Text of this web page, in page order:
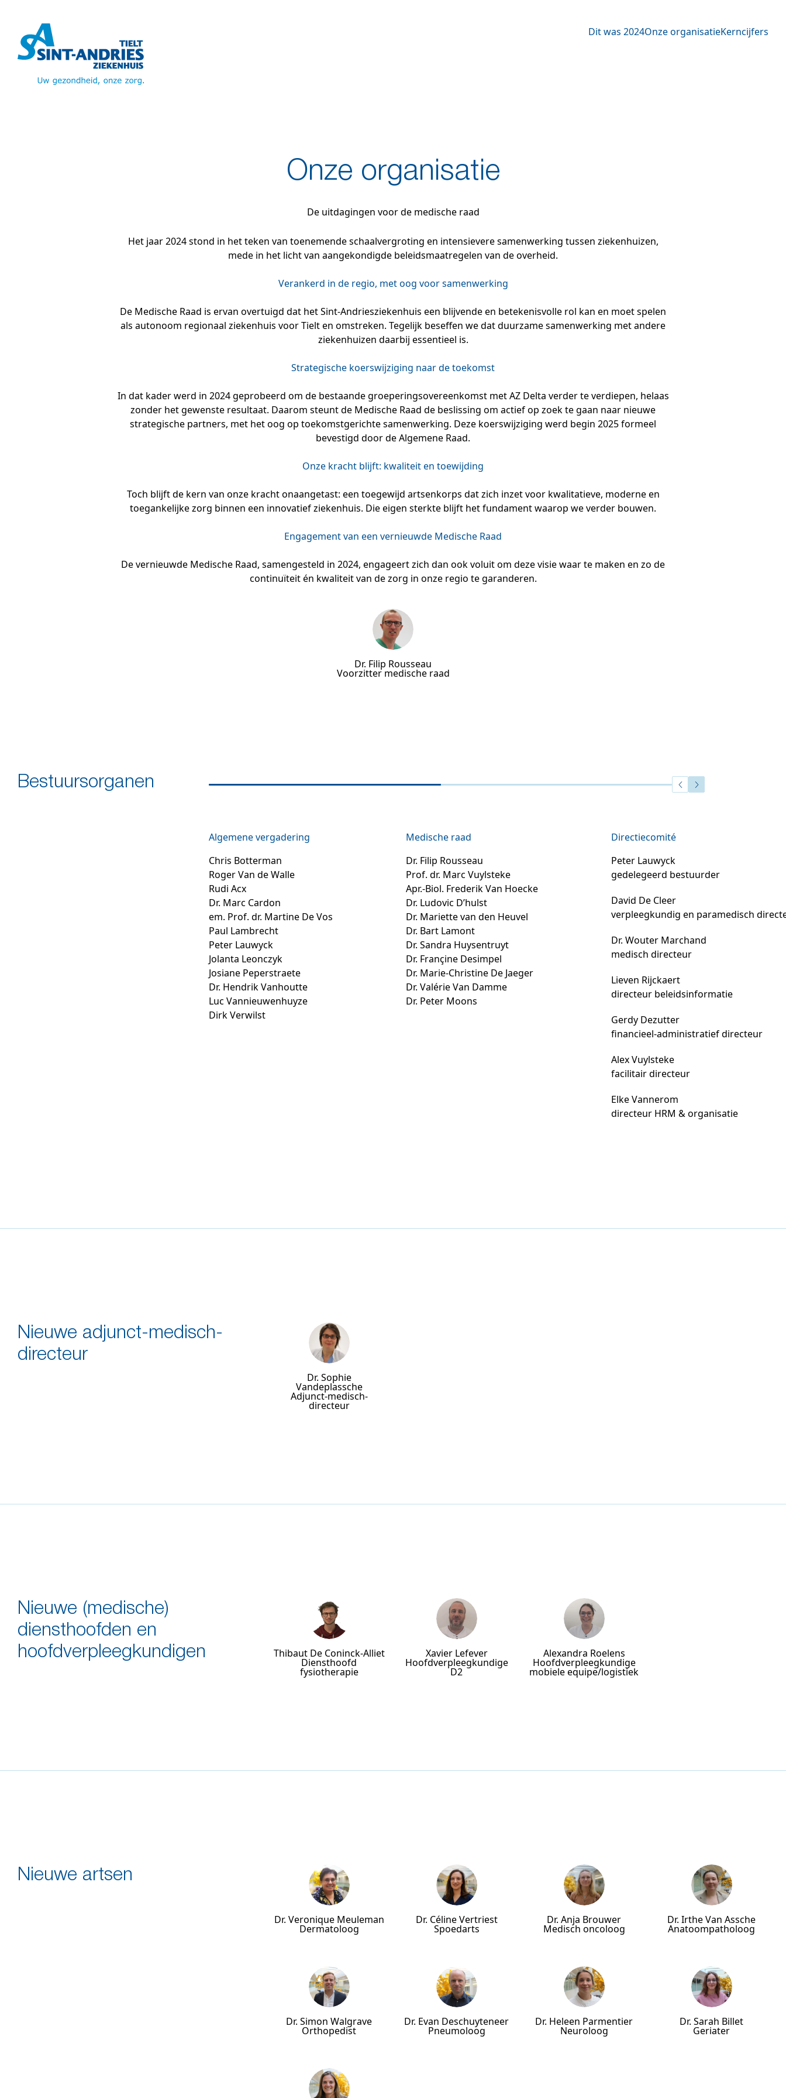
Dit was 2024Onze organisatieKerncijfers
Onze organisatie
De uitdagingen voor de medische raad
Het jaar 2024 stond in het teken van toenemende schaalvergroting en intensievere samenwerking tussen ziekenhuizen,
mede in het licht van aangekondigde beleidsmaatregelen van de overheid.
Verankerd in de regio, met oog voor samenwerking
De Medische Raad is ervan overtuigd dat het Sint-Andriesziekenhuis een blijvende en betekenisvolle rol kan en moet spelen
als autonoom regionaal ziekenhuis voor Tielt en omstreken. Tegelijk beseffen we dat duurzame samenwerking met andere
ziekenhuizen daarbij essentieel is.
Strategische koerswijziging naar de toekomst
In dat kader werd in 2024 geprobeerd om de bestaande groeperingsovereenkomst met AZ Delta verder te verdiepen, helaas
zonder het gewenste resultaat. Daarom steunt de Medische Raad de beslissing om actief op zoek te gaan naar nieuwe
strategische partners, met het oog op toekomstgerichte samenwerking. Deze koerswijziging werd begin 2025 formeel
bevestigd door de Algemene Raad.
Onze kracht blijft: kwaliteit en toewijding
Toch blijft de kern van onze kracht onaangetast: een toegewijd artsenkorps dat zich inzet voor kwalitatieve, moderne en
toegankelijke zorg binnen een innovatief ziekenhuis. Die eigen sterkte blijft het fundament waarop we verder bouwen.
Engagement van een vernieuwde Medische Raad
De vernieuwde Medische Raad, samengesteld in 2024, engageert zich dan ook voluit om deze visie waar te maken en zo de
continuïteit én kwaliteit van de zorg in onze regio te garanderen.
Dr. Filip Rousseau
Voorzitter medische raad
Bestuursorganen
Algemene vergadering
Chris Botterman
Roger Van de Walle
Rudi Acx
Dr. Marc Cardon
em. Prof. dr. Martine De Vos
Paul Lambrecht
Peter Lauwyck
Jolanta Leonczyk
Josiane Peperstraete
Dr. Hendrik Vanhoutte
Luc Vannieuwenhuyze
Dirk Verwilst
Medische raad
Dr. Filip Rousseau
Prof. dr. Marc Vuylsteke
Apr.-Biol. Frederik Van Hoecke
Dr. Ludovic D’hulst
Dr. Mariette van den Heuvel
Dr. Bart Lamont
Dr. Sandra Huysentruyt
Dr. Françine Desimpel
Dr. Marie-Christine De Jaeger
Dr. Valérie Van Damme
Dr. Peter Moons
Directiecomité
Peter Lauwyck
gedelegeerd bestuurder
David De Cleer
verpleegkundig en paramedisch
Dr. Wouter Marchand
medisch directeur
Lieven Rijckaert
directeur beleidsinformatie
Gerdy Dezutter
financieel-administratief directeur
Alex Vuylsteke
facilitair directeur
Elke Vannerom
directeur HRM & organisatie
Nieuwe adjunct-medisch-
directeur
Dr. Sophie
Vandeplassche
Adjunct-medisch-
directeur
Nieuwe (medische)
diensthoofden en
hoofdverpleegkundigen
Thibaut De Coninck-Alliet
Diensthoofd
fysiotherapie
Xavier Lefever
Hoofdverpleegkundige
D2
Alexandra Roelens
Hoofdverpleegkundige
mobiele equipe/logistiek
Nieuwe artsen
Dr. Veronique Meuleman
Dermatoloog
Dr. Céline Vertriest
Spoedarts
Dr. Anja Brouwer
Medisch oncoloog
Dr. Irthe Van Assche
Anatoompatholoog
Dr. Simon Walgrave
Orthopedist
Dr. Evan Deschuyteneer
Pneumoloog
Dr. Heleen Parmentier
Neuroloog
Dr. Sarah Billet
Geriater
vrienden nu een nieuwe periode voor hem aangebroken is.